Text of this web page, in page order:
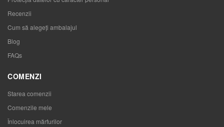
Recenzii
Cum să alegeţi ambalajul
Blog
FAQs
COMENZI
Starea comenzii
Comenzile mele
Înlocuirea mărfurilor